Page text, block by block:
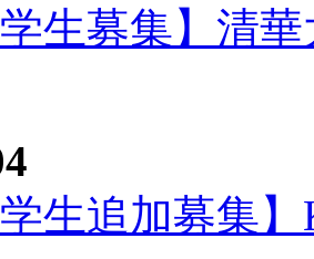
学生募集】清
学生追加募集